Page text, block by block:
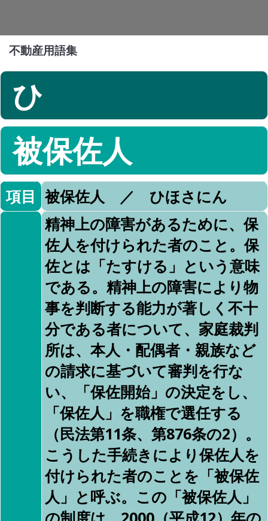
不動産用語集
ひ
被保佐人
項目 被保佐人 ／ ひほさにん
精神上の障害があるために、保
佐人を付けられた者のこと。保
佐とは「たすける」という意味
である。精神上の障害により物
事を判断する能力が著しく不十
分である者について、家庭裁判
所は、本人・配偶者・親族など
の請求に基づいて審判を行な
い、「保佐開始」の決定をし、
「保佐人」を職権で選任する
（民法第11条、第876条の2）。
こうした手続きにより保佐人を
付けられた者のことを「被保佐
人」と呼ぶ。この「被保佐人」